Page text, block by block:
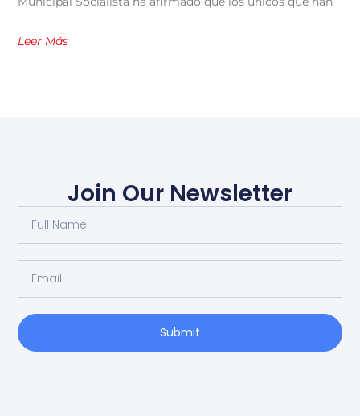
Leer Más
Join Our Newsletter
Submit